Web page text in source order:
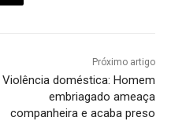
Próximo artigo
Violência doméstica: Homem
embriagado ameaça
companheira e acaba preso